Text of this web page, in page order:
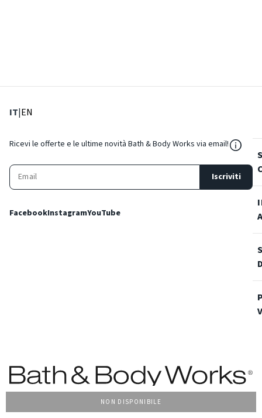
NON DISPONIBILE
IT: Lingua corrente
|EN
Ricevi le offerte e le ultime novità Bath & Body Works via email!
Iscriviti
FacebookInstagramYouTube